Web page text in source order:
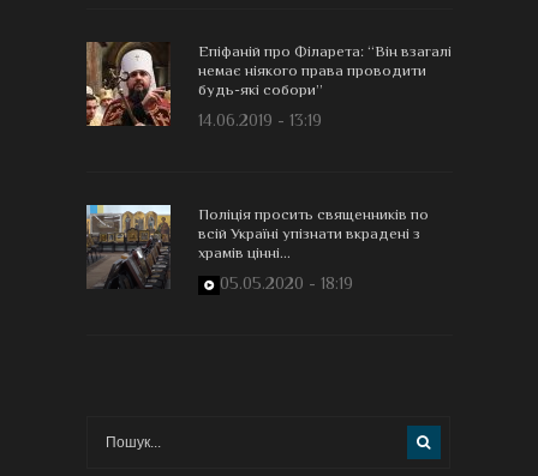
Епіфаній про Філарета: “Він взагалі
немає ніякого права проводити
будь-які собори”
14.06.2019 - 13:19
Поліція просить священників по
всій Україні упізнати вкрадені з
храмів цінні...
05.05.2020 - 18:19